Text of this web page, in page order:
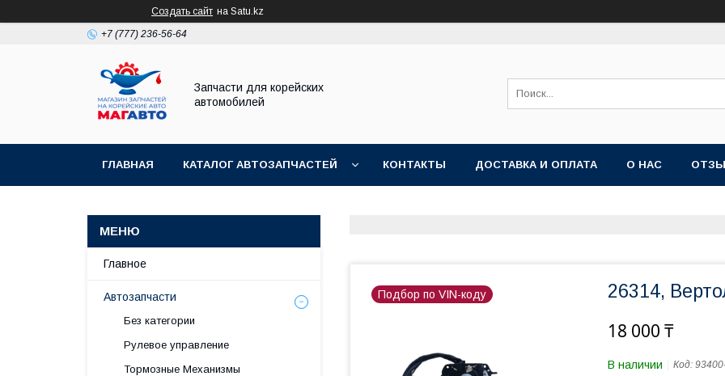
Создать сайт на Satu.kz
+7 (777) 236-56-64
Запчасти для корейских
автомобилей
ГЛАВНАЯ КАТАЛОГ АВТОЗАПЧАСТЕЙ КОНТАКТЫ ДОСТАВКА И ОПЛАТА О НАС
Подбор по VIN-коду 26314,
18 000 ₸
В наличии Код:
Главное
Автозапчасти
Без категории
Рулевое управление
Тормозные Механизмы